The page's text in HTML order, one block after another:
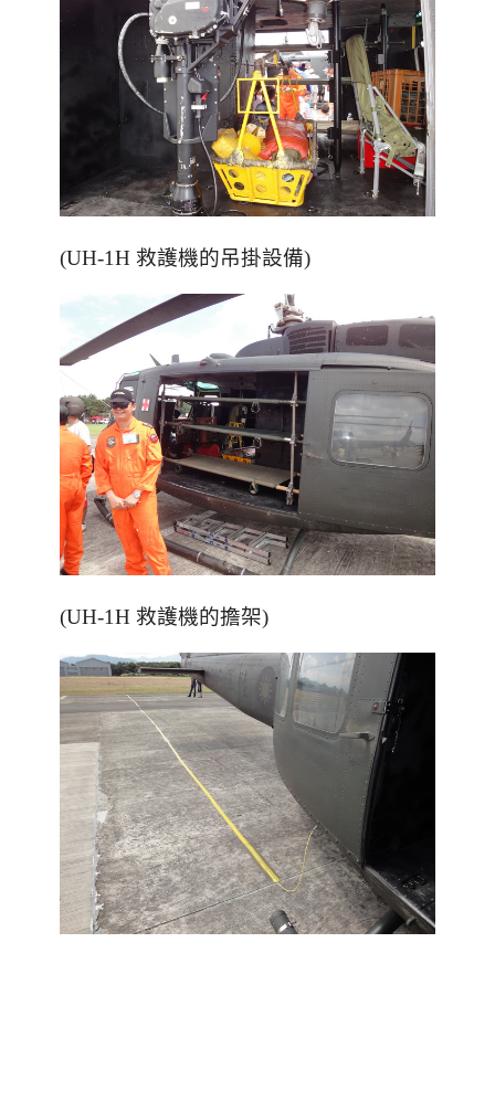
(UH-1H 救護機的吊掛設備)
(UH-1H 救護機的擔架)